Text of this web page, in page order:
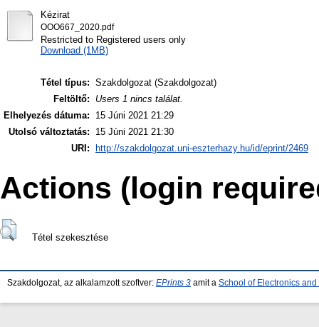
Kézirat
OOO667_2020.pdf
Restricted to Registered users only
Download (1MB)
Tétel típus: Szakdolgozat (Szakdolgozat)
Feltöltő:
Users 1 nincs találat.
Elhelyezés dátuma:
15 Júni 2021 21:29
Utolsó változtatás:
15 Júni 2021 21:30
URI:
http://szakdolgozat.uni-eszterhazy.hu/id/eprint/2469
Actions (login
Tétel szekesztése
Szakdolgozat, az alkalamzott szoftver: EPrints 3 amit a School of Electronics